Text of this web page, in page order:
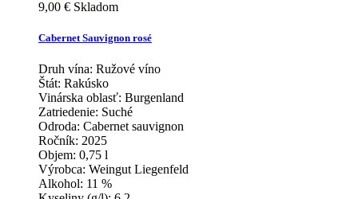
9,00 € Skladom
Cabernet Sauvignon rosé
Druh vína: Ružové víno
Štát: Rakúsko
Vinárska oblasť: Burgenland
Zatriedenie: Suché
Odroda: Cabernet sauvignon
Ročník: 2025
Objem: 0,75 l
Výrobca: Weingut Liegenfeld
Alkohol: 11 %